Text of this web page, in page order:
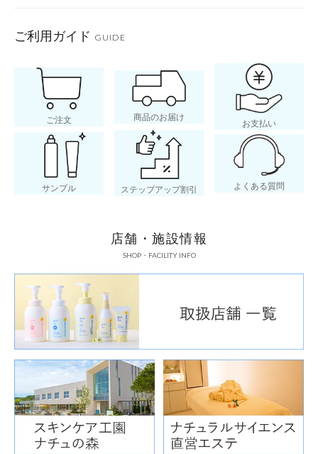
ご利用ガイド GUIDE
ご注文 商品のお届け
お支払い
サンプル ステップアップ割引 よくある質問
店舗・施設情報
SHOP・FACILITY INFO